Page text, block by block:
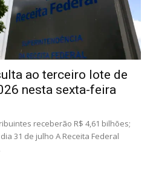
ao terceiro lote de
nesta sexta-feira
receberão R$ 4,61 bilhões;
31 de julho A Receita Federal